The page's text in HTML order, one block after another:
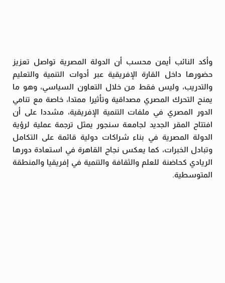
وأكد النائب أيمن محسب أن الدولة المصرية تواصل تعزيز
حضورها داخل القارة الإفريقية عبر أدوات التنمية والتعليم
والتدريب، وليس فقط من خلال التعاون السياسي، وهو ما
يمنح التحرك المصري مصداقية وتأثيرا ممتدا، خاصة مع تنامي
الدور المصري في ملفات التنمية الإفريقية، مشددا على أن
افتتاح المقر الجديد لجامعة سنجور يمثل ترجمة عملية لرؤية
الدولة المصرية في بناء شراكات دولية قائمة على التكامل
وتبادل الخبرات، كما يعكس نجاح القاهرة في استعادة دورها
الريادي كحاضنة للعلم والثقافة والتنمية في إفريقيا والمنطقة
المتوسطية.